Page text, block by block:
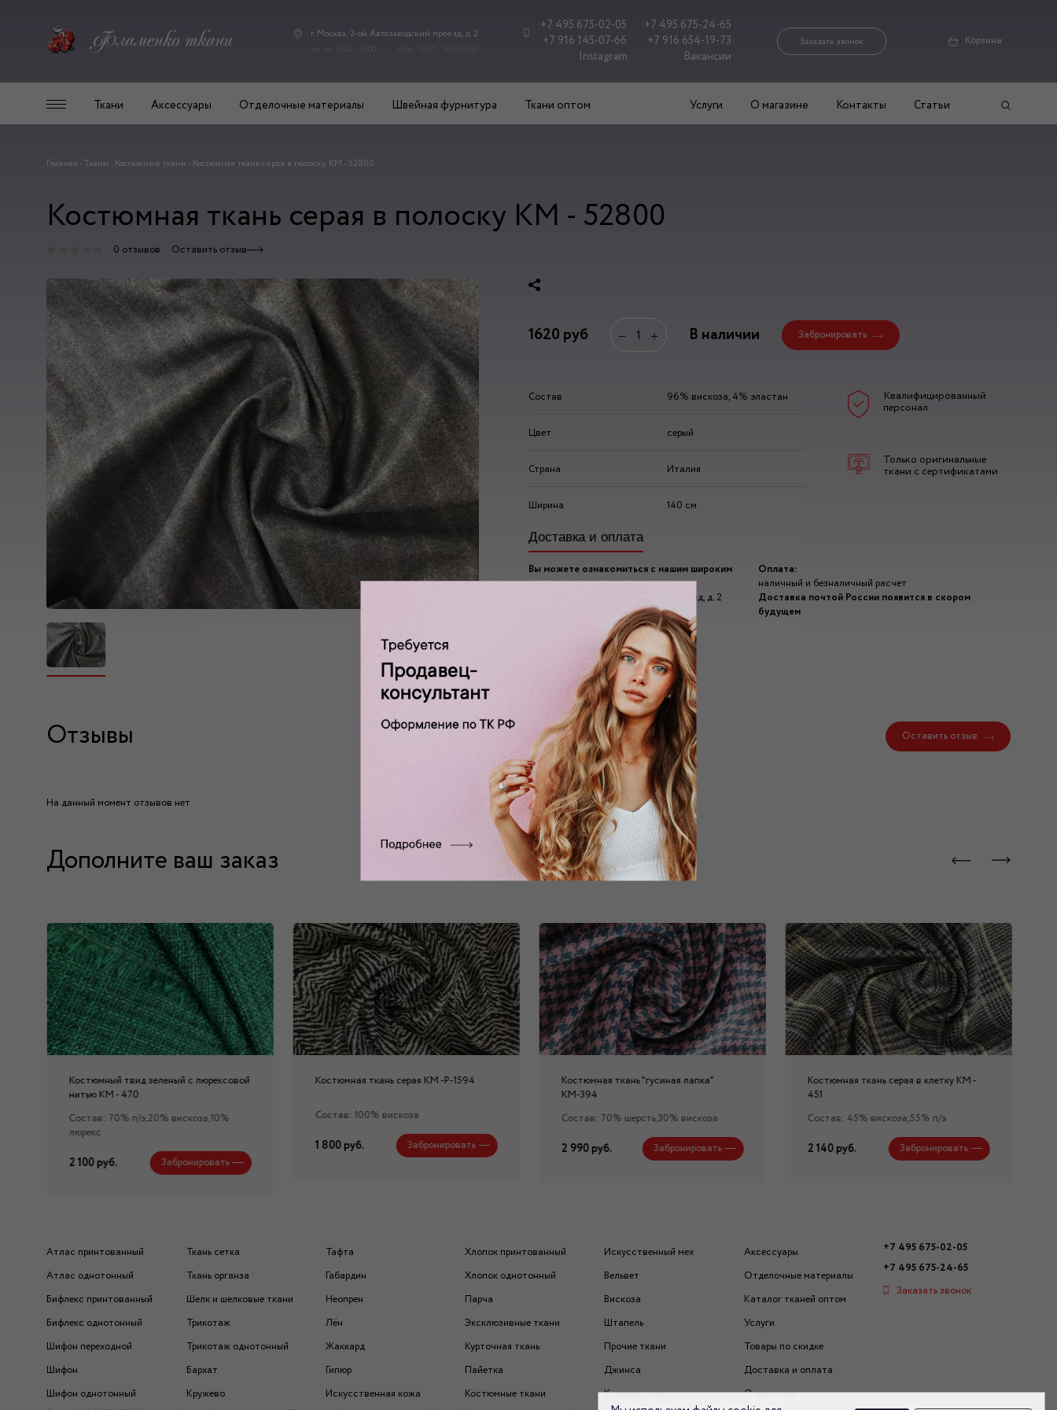
г. Москва, 2-ой Автозаводский проезд, д. 2
+7 495 675-02-05
+7 495 675-24-65
+7 916 145-07-66
+7 916 654-19-73
Instagram
Вакансии
Заказать звонок Корзина
Ткани Аксессуары Отделочные материалы Швейная фурнитура Ткани оптом Услуги О магазине Контакты Статьи
Главная - Ткани - Костюмные ткани - Костюмная ткань серая в полоску КМ - 52800
Костюмная ткань серая в полоску КМ - 52800
0 отзывов Оставить отзыв
1620 руб − + В наличии Забронировать
Состав 96% вискоза, 4% эластан
Цвет серый
Страна Италия
Ширина 140 см
Квалифицированный
персонал
Только оригинальные
ткани с сертификатами
Доставка и оплата
Вы можете ознакомиться с нашим широким
ассортиментом по адресу:
г. Москва, 2-ой Автозаводский проезд, д. 2
пн-пт: 10.00 - 20.00
сб/вс: 10.00 - 19.00/18.00
Оплата:
наличный и безналичный расчет
Доставка почтой России появится в скором
будущем
Отзывы Оставить отзыв
На данный момент отзывов нет
Дополните ваш заказ
Костюмный твид зеленый с люрексовой
нитью КМ - 470
Состав: 70% п/э,20% вискоза,10%
люрекс
2 100 руб. Забронировать
Костюмная ткань серая КМ -Р-1594
Состав: 100% вискоза
1 800 руб. Забронировать
Костюмная ткань "гусиная лапка"
КМ-394
Состав: 70% шерсть,30% вискоза
2 990 руб. Забронировать
Костюмная ткань серая в клетку КМ -
451
Состав: 45% вискоза,55% п/э
2 140 руб. Забронировать
Атлас принтованный
Атлас однотонный
Бифлекс принтованный
Бифлекс однотонный
Шифон переходной
Шифон
Шифон однотонный
Ткань сетка
Ткань органза
Шелк и шелковые ткани
Трикотаж
Трикотаж однотонный
Бархат
Кружево
Тафта
Габардин
Неопрен
Лён
Жаккард
Гипюр
Искусственная кожа
Хлопок принтованный
Хлопок однотонный
Парча
Эксклюзивные ткани
Курточная ткань
Пайетка
Костюмные ткани
Искусственный мех
Вельвет
Вискоза
Штапель
Прочие ткани
Джинса
Клеевая ткань
Аксессуары
Отделочные материалы
Каталог тканей оптом
Услуги
Товары по скидке
Доставка и оплата
О магазине
+7 495 675-02-05
+7 495 675-24-65
Заказать звонок